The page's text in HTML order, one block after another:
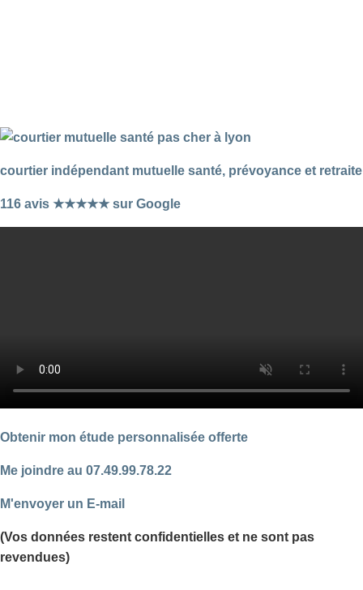
courtier indépendant mutuelle santé, prévoyance et retraite
116 avis ★★★★★ sur Google
Obtenir mon étude personnalisée offerte
Me joindre au 07.49.99.78.22
M'envoyer un E-mail
(Vos données restent confidentielles et ne sont pas
revendues)